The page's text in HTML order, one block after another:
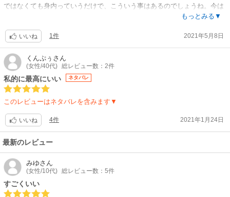
ではなくても身内っていうだけで、こういう事はあるのでしょうね。今は
ネット等便利になりすぎて、平気で相手を傷つけることをする。自分は顔
多々ありますが。実際警察って、本当にそういう所ありますよね。こっち
が死なないと動かないの⁉️って思う時あります。熊野君達のような警察官
もいるのかもしれませんが。この作品は最初から引き込まれて、一気に読
んでしまいました。ひよりちゃん、今まで辛い事沢山あったと思うけど、
素敵な彼や周りに恵まれて良かった❗自分以外にも被害が出て、ようやく動
き出したひよりちゃん❗犯人捕まえられますように。それと、熊野君は以前
から知っている風ですが、それも今後わかるのかな。皆が何かしら抱えて
ありそうな…と配信を待ってる間に色々考えそうです。
もっとみる▼
いいね 1件 2021年5月8日
くんぷぅ さん
(女性/40代) 総レビュー数：2件
私的に最高にいい ネタバレ
このレビューはネタバレを含みます▼
いいね 4件 2021年1月24日
最新のレビュー
みゆさん
(女性/10代) 総レビュー数：5件
すごくいい